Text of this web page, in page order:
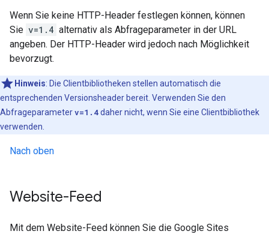
Wenn Sie keine HTTP-Header festlegen können, können
Sie v=1.4 alternativ als Abfrageparameter in der URL
angeben. Der HTTP-Header wird jedoch nach Möglichkeit
bevorzugt.
Hinweis: Die Clientbibliotheken stellen automatisch die
entsprechenden Versionsheader bereit. Verwenden Sie den
Abfrageparameterv=1.4daher nicht, wenn Sie eine Clientbibliothek
verwenden.
Nach oben
Website-Feed
Mit dem Website-Feed können Sie die Google Sites